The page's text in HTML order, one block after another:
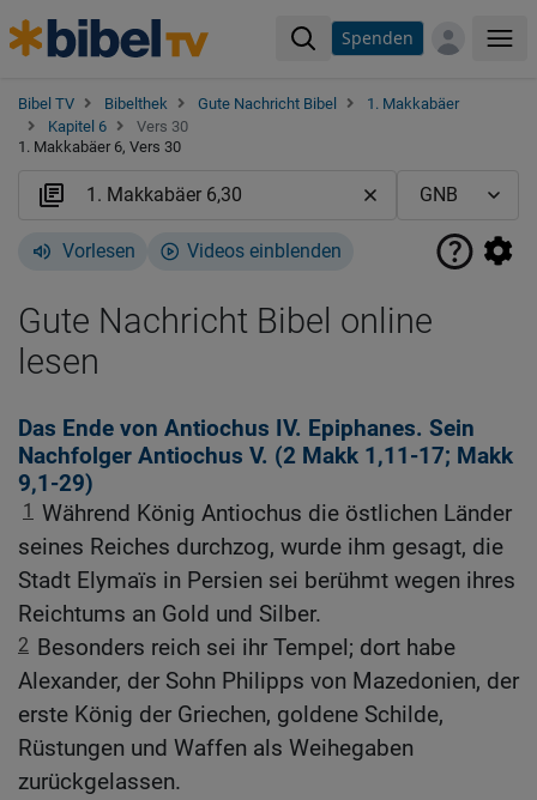
Spenden
Bibel TV Bibelthek Gute Nachricht Bibel
1. Makkabäer
Kapitel 6
Vers 30
1. Makkabäer 6, Vers 30
Vorlesen Videos einblenden
Gute Nachricht Bibel online
lesen
Das Ende von Antiochus IV. Epiphanes. Sein
Nachfolger Antiochus V. (2 Makk 1,11-17; Makk
9,1-29)
1 Während König Antiochus die östlichen Länder
seines Reiches durchzog, wurde ihm gesagt, die
Stadt Elymaïs in Persien sei berühmt wegen ihres
Reichtums an Gold und Silber.
2 Besonders reich sei ihr Tempel; dort habe
Alexander, der Sohn Philipps von Mazedonien, der
erste König der Griechen, goldene Schilde,
Rüstungen und Waffen als Weihegaben
zurückgelassen.